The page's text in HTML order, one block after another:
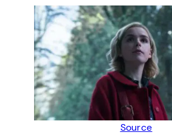
Source